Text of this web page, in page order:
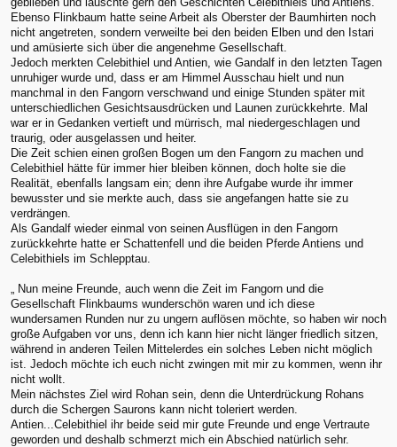
Ebenso Flinkbaum hatte seine Arbeit als Oberster der Baumhirten noch
nicht angetreten, sondern verweilte bei den beiden Elben und den Istari
und amüsierte sich über die angenehme Gesellschaft.
Jedoch merkten Celebithiel und Antien, wie Gandalf in den letzten Tagen
unruhiger wurde und, dass er am Himmel Ausschau hielt und nun
manchmal in den Fangorn verschwand und einige Stunden später mit
unterschiedlichen Gesichtsausdrücken und Launen zurückkehrte. Mal
war er in Gedanken vertieft und mürrisch, mal niedergeschlagen und
traurig, oder ausgelassen und heiter.
Die Zeit schien einen großen Bogen um den Fangorn zu machen und
Celebithiel hätte für immer hier bleiben können, doch holte sie die
Realität, ebenfalls langsam ein; denn ihre Aufgabe wurde ihr immer
bewusster und sie merkte auch, dass sie angefangen hatte sie zu
verdrängen.
Als Gandalf wieder einmal von seinen Ausflügen in den Fangorn
zurückkehrte hatte er Schattenfell und die beiden Pferde Antiens und
Celebithiels im Schlepptau.
„ Nun meine Freunde, auch wenn die Zeit im Fangorn und die
Gesellschaft Flinkbaums wunderschön waren und ich diese
wundersamen Runden nur zu ungern auflösen möchte, so haben wir noch
große Aufgaben vor uns, denn ich kann hier nicht länger friedlich sitzen,
während in anderen Teilen Mittelerdes ein solches Leben nicht möglich
ist. Jedoch möchte ich euch nicht zwingen mit mir zu kommen, wenn ihr
nicht wollt.
Mein nächstes Ziel wird Rohan sein, denn die Unterdrückung Rohans
durch die Schergen Saurons kann nicht toleriert werden.
Antien...Celebithiel ihr beide seid mir gute Freunde und enge Vertraute
geworden und deshalb schmerzt mich ein Abschied natürlich sehr.